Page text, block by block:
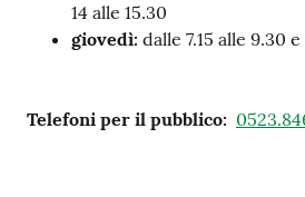
14 alle 15.30
giovedì: dalle 7.15 alle 9.30
Telefoni per il pubblico: